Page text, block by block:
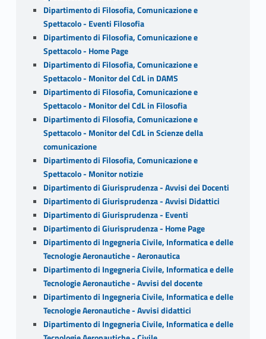
Dipartimento di Filosofia, Comunicazione e
Spettacolo - Eventi Filosofia
Dipartimento di Filosofia, Comunicazione e
Spettacolo - Home Page
Dipartimento di Filosofia, Comunicazione e
Spettacolo - Monitor del CdL in DAMS
Dipartimento di Filosofia, Comunicazione e
Spettacolo - Monitor del CdL in Filosofia
Dipartimento di Filosofia, Comunicazione e
Spettacolo - Monitor del CdL in Scienze della
comunicazione
Dipartimento di Filosofia, Comunicazione e
Spettacolo - Monitor notizie
Dipartimento di Giurisprudenza - Avvisi dei Docenti
Dipartimento di Giurisprudenza - Avvisi Didattici
Dipartimento di Giurisprudenza - Eventi
Dipartimento di Giurisprudenza - Home Page
Dipartimento di Ingegneria Civile, Informatica e delle
Tecnologie Aeronautiche - Aeronautica
Dipartimento di Ingegneria Civile, Informatica e delle
Tecnologie Aeronautiche - Avvisi del docente
Dipartimento di Ingegneria Civile, Informatica e delle
Tecnologie Aeronautiche - Avvisi didattici
Dipartimento di Ingegneria Civile, Informatica e delle